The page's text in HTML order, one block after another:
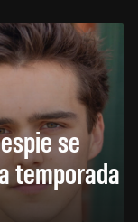
se
temporada